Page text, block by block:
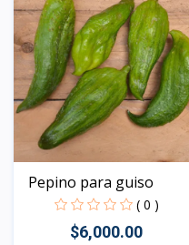
Pepino para guiso
( 0 )
$6,000.00